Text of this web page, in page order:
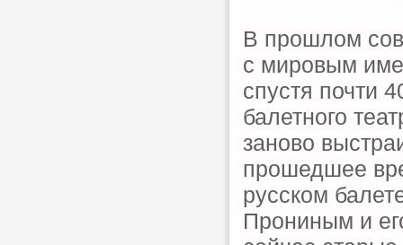
В прошлом
с мировым
спустя почти
балетного
заново
прошедшее
русском
Прониным и